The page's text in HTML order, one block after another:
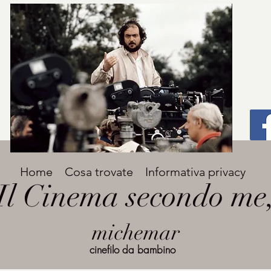
Titolo
grande
Avenir Light una delle font preferite dai
designer. Facile da leggere, viene
utilizzata per titoli e paragrafi.
Cinema secondo
michemar
Home Cosa trovate Informativa privacy
cinefilo da bambino